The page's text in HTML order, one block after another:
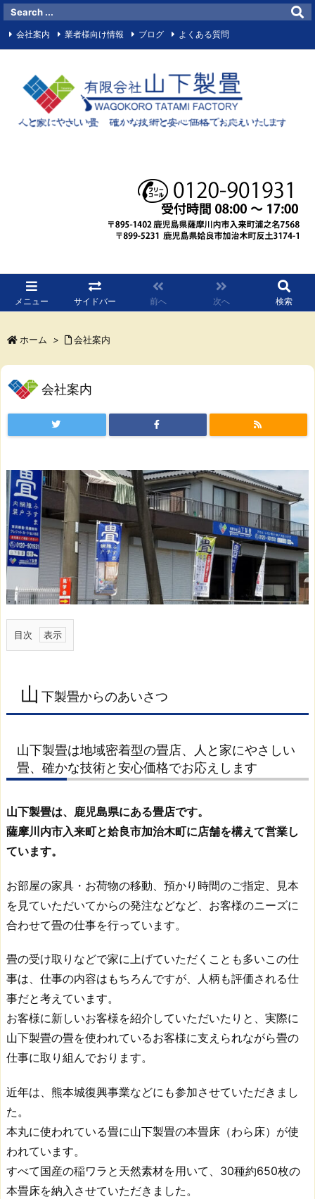
メニュー サイドバー 前へ 次へ 検索
会社案内 業者様向け情報 ブログ よくある質問
Facebook RSS
ホーム > 会社案内
会社案内
目次
1.
下
製
か
ら
の
い
さ
つ
1.
山
下
畳
は
域
密
着
型
畳
人
と
家
に
山 下製畳からのあいさつ
山下製畳は地域密着型の畳店、人と家にやさしい
畳、確かな技術と安心価格でお応えします
山下製畳は、鹿児島県にある畳店です。
薩摩川内市入来町と姶良市加治木町に店舗を構えて営業し
ています。
お部屋の家具・お荷物の移動、預かり時間のご指定、見本
を見ていただいてからの発注などなど、お客様のニーズに
合わせて畳の仕事を行っています。
畳の受け取りなどで家に上げていただくことも多いこの仕
事は、仕事の内容はもちろんですが、人柄も評価される仕
事だと考えています。
お客様に新しいお客様を紹介していただいたりと、実際に
山下製畳の畳を使われているお客様に支えられながら畳の
仕事に取り組んでおります。
近年は、熊本城復興事業などにも参加させていただきまし
た。
本丸に使われている畳に山下製畳の本畳床（わら床）が使
われています。
すべて国産の稲ワラと天然素材を用いて、30種約650枚の
本畳床を納入させていただきました。